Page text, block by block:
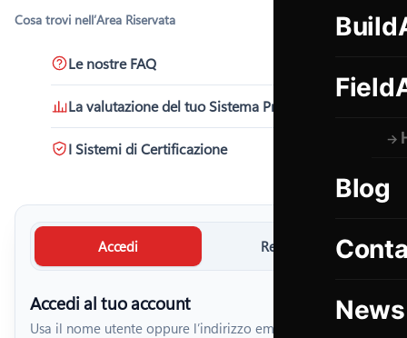
Blog
News
Cosa trovi nell’Area Riservata
Le nostre FAQ
La valutazione del tuo Sistema Produttivo
I Sistemi di Certificazione
Accedi Registrati
Accedi al tuo account
Usa il nome utente oppure l’indirizzo email con cui ti sei